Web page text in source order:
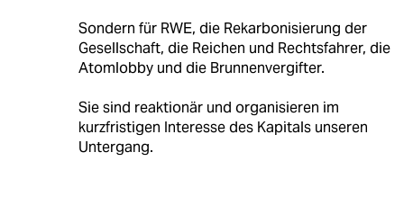
Sondern für RWE, die Rekarbonisierung der
Gesellschaft, die Reichen und Rechtsfahrer, die
Atomlobby und die Brunnenvergifter.
Sie sind reaktionär und organisieren im
kurzfristigen Interesse des Kapitals unseren
Untergang.